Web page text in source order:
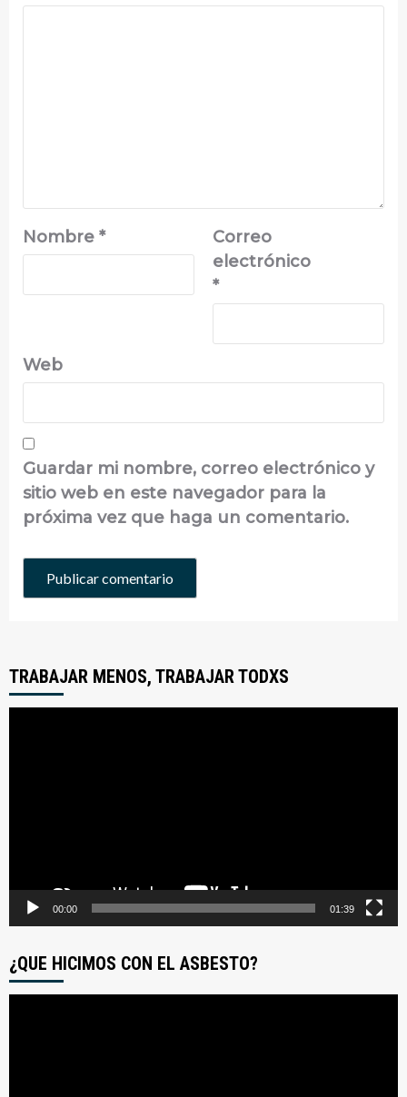
Nombre *
Correo
electrónico
*
Web
Guardar mi nombre, correo electrónico y
sitio web en este navegador para la
próxima vez que haga un comentario.
TRABAJAR MENOS, TRABAJAR TODXS
00:00 01:39
¿QUE HICIMOS CON EL ASBESTO?